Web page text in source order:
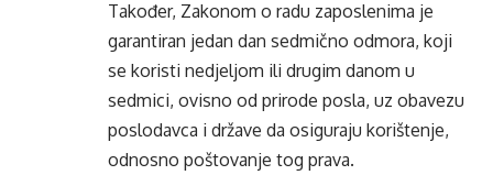
Također, Zakonom o radu zaposlenima je
garantiran jedan dan sedmično odmora, koji
se koristi nedjeljom ili drugim danom u
sedmici, ovisno od prirode posla, uz obavezu
poslodavca i države da osiguraju korištenje,
odnosno poštovanje tog prava.